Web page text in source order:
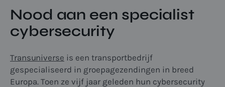
Nood aan een specialist
cybersecurity
Transuniverse is een transportbedrijf
gespecialiseerd in groepagezendingen in breed
Europa. Toen ze vijf jaar geleden hun cybersecurity